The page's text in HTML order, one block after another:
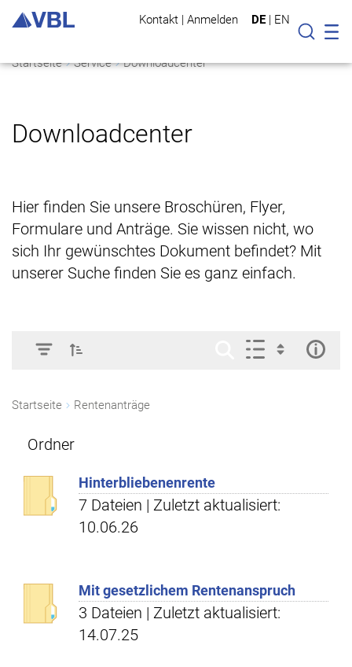
Kontakt | Anmelden DE | EN
Suche
Startseite Service Downloadcenter
Downloadcenter
Hier finden Sie unsere Broschüren, Flyer,
Formulare und Anträge. Sie wissen nicht, wo
sich Ihr gewünschtes Dokument befindet? Mit
unserer Suche finden Sie es ganz einfach.
Startseite Rentenanträge
Ordner
Hinterbliebenenrente
7 Dateien | Zuletzt aktualisiert:
10.06.26
Mit gesetzlichem Rentenanspruch
3 Dateien | Zuletzt aktualisiert:
14.07.25